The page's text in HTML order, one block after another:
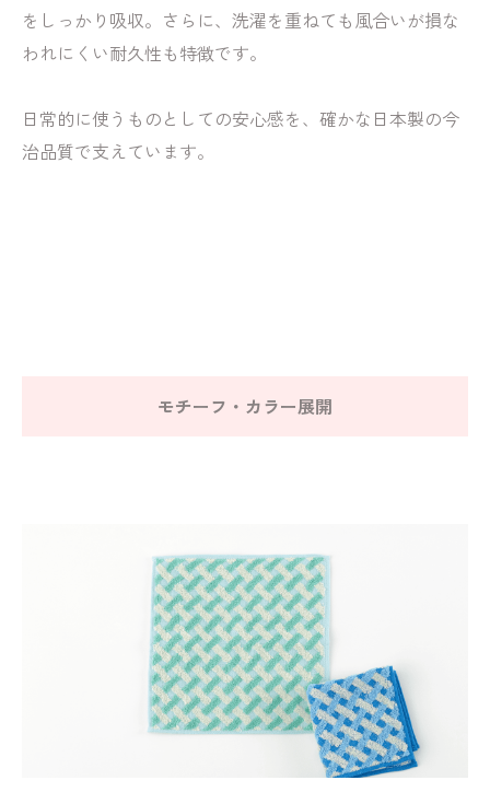
をしっかり吸収。さらに、洗濯を重ねても風合いが損な
われにくい耐久性も特徴です。
日常的に使うものとしての安心感を、確かな日本製の今
治品質で支えています。
モチーフ・カラー展開